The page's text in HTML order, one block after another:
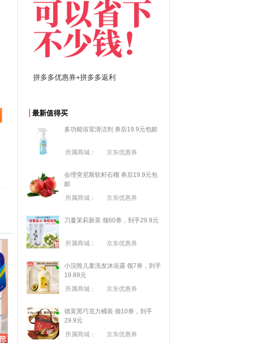
拼多多优惠券+拼多多返利
最新值得买
多功能浴室清洁剂 券后19.9元包邮
所属商城： 京东优惠券
会理突尼斯软籽石榴 券后19.9元包
邮
所属商城：
京东优惠券
刀蔓茉莉新茶 领60券，到手29.9元
所属商城： 京东优惠券
小浣熊儿童洗发沐浴露 领7券，到手
19.89元
所属商城：
京东优惠券
德芙黑巧克力桶装 领10券，到手
29.9元
所属商城：
京东优惠券